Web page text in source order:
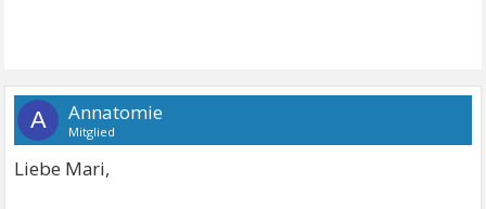
A Annatomie
Mitglied
Liebe Mari,